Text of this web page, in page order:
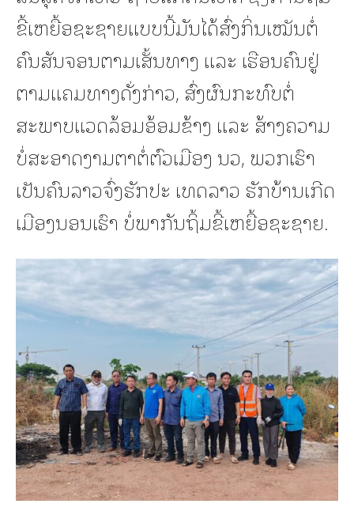
ຂີ້ເຫຍື້ອຊະຊາຍແບບນີ້ມັນໄດ້ສົ່ງກິ່ນເໝັນຕໍ່
ຄົນສັນຈອນຕາມເສັ້ນທາງ ແລະ ເຮືອນຄົນຢູ່
ຕາມແຄມທາງດັ່ງກ່າວ, ສົ່ງຜົນກະທົບຕໍ່
ສະພາບແວດລ້ອມອ້ອມຂ້າງ ແລະ ສ້າງຄວາມ
ບໍ່ສະອາດງາມຕາຕໍ່ຕົວເມືອງ ນວ, ພວກເຮົາ
ເປັນຄົນລາວຈົ່ງຮັກປະ ເທດລາວ ຮັກບ້ານເກີດ
ເມືອງນອນເຮົາ ບໍ່ພາກັນຖິ້ມຂີ້ເຫຍື້ອຊະຊາຍ.